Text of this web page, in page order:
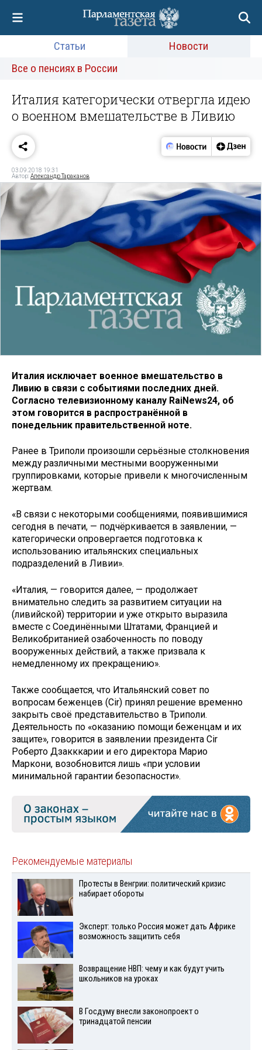
Статьи
Новости
Все о пенсиях в России
Италия категорически отвергла идею
о военном вмешательстве в Ливию
03.09.2018 19:31
Автор:Александр Тараканов
Италия исключает военное вмешательство в
Ливию в связи с событиями последних дней.
Согласно телевизионному каналу RaiNews24, об
этом говорится в распространённой в
понедельник правительственной ноте.
Ранее в Триполи произошли серьёзные столкновения
между различными местными вооруженными
группировками, которые привели к многочисленным
жертвам.
«В связи с некоторыми сообщениями, появившимися
сегодня в печати, — подчёркивается в заявлении, —
категорически опровергается подготовка к
использованию итальянских специальных
подразделений в Ливии».
«Италия, — говорится далее, — продолжает
внимательно следить за развитием ситуации на
(ливийской) территории и уже открыто выразила
вместе с Соединёнными Штатами, Францией и
Великобританией озабоченность по поводу
вооруженных действий, а также призвала к
немедленному их прекращению».
Также сообщается, что Итальянский совет по
вопросам беженцев (Cir) принял решение временно
закрыть своё представительство в Триполи.
Деятельность по «оказанию помощи беженцам и их
защите», говорится в заявлении президента Cir
Роберто Дзакккарии и его директора Марио
Маркони, возобновится лишь «при условии
минимальной гарантии безопасности».
Рекомендуемые материалы
Протесты в Венгрии: политический кризис
набирает обороты
Эксперт: только Россия может дать Африке
возможность защитить себя
Возвращение НВП: чему и как будут учить
школьников на уроках
В Госдуму внесли законопроект о
тринадцатой пенсии